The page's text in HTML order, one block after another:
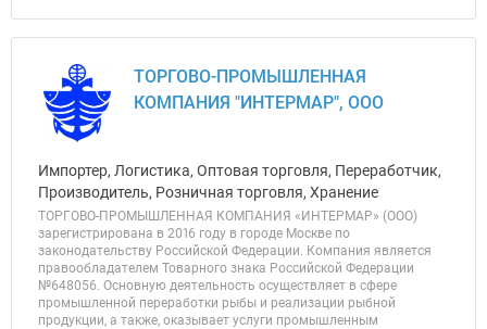
ТОРГОВО-ПРОМЫШЛЕННАЯ
КОМПАНИЯ "ИНТЕРМАР", ООО
Импортер, Логистика, Оптовая торговля, Переработчик,
Производитель, Розничная торговля, Хранение
ТОРГОВО-ПРОМЫШЛЕННАЯ КОМПАНИЯ «ИНТЕРМАР» (ООО)
зарегистрирована в 2016 году в городе Москве по
законодательству Российской Федерации. Компания является
правообладателем Товарного знака Российской Федерации
№648056. Основную деятельность осуществляет в сфере
промышленной переработки рыбы и реализации рыбной
продукции, а также, оказывает услуги промышленным